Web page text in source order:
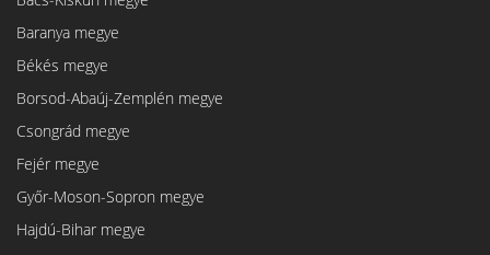
Baranya megye
Békés megye
Borsod-Abaúj-Zemplén megye
Csongrád megye
Fejér megye
Győr-Moson-Sopron megye
Hajdú-Bihar megye